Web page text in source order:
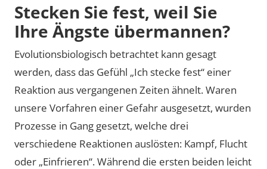
Stecken Sie fest, weil Sie
Ihre Ängste übermannen?
Evolutionsbiologisch betrachtet kann gesagt
werden, dass das Gefühl „Ich stecke fest“ einer
Reaktion aus vergangenen Zeiten ähnelt. Waren
unsere Vorfahren einer Gefahr ausgesetzt, wurden
Prozesse in Gang gesetzt, welche drei
verschiedene Reaktionen auslösten: Kampf, Flucht
oder „Einfrieren“. Während die ersten beiden leicht